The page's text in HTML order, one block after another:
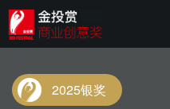
2025银奖